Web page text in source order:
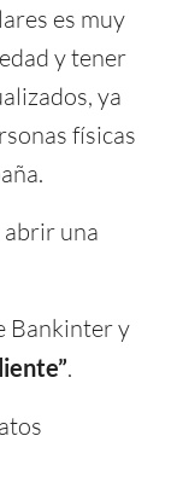
es muy
y tener
ya
físicas
abrir una
Bankinter y
.